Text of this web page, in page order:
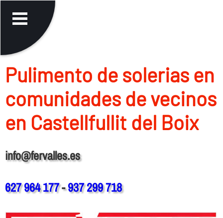
Pulimento de solerias en
comunidades de vecinos
en Castellfullit del Boix
info@fervalles.es
627 964 177-937 299 718